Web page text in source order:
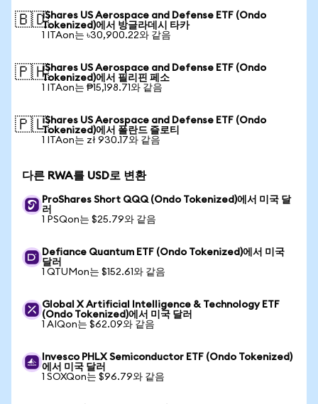
🇧🇩iShares US Aerospace and Defense ETF (Ondo
Tokenized)에서 방글라데시 타카
1 ITAon는 ৳30,900.22와 같음
🇵🇭iShares US Aerospace and Defense ETF (Ondo
Tokenized)에서 필리핀 페소
1 ITAon는 ₱15,198.71와 같음
🇵🇱iShares US Aerospace and Defense ETF (Ondo
Tokenized)에서 폴란드 즐로티
1 ITAon는 zł 930.17와 같음
다른 RWA를 USD로 변환
ProShares Short QQQ (Ondo Tokenized)에서 미국 달
러
1 PSQon는 $25.79와 같음
Defiance Quantum ETF (Ondo Tokenized)에서 미국
달러
1 QTUMon는 $152.61와 같음
Global X Artificial Intelligence & Technology ETF
(Ondo Tokenized)에서 미국 달러
1 AIQon는 $62.09와 같음
Invesco PHLX Semiconductor ETF (Ondo Tokenized)
에서 미국 달러
1 SOXQon는 $96.79와 같음